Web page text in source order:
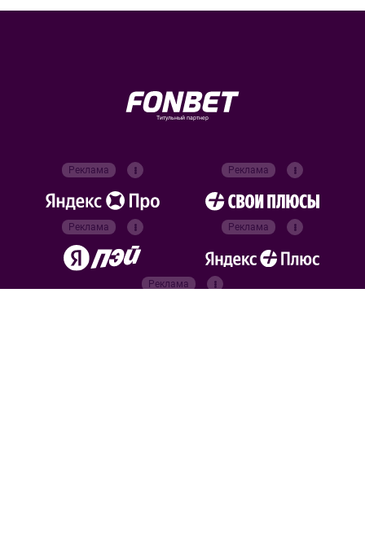
Титульный партнер
Реклама Реклама
Реклама Реклама
Реклама